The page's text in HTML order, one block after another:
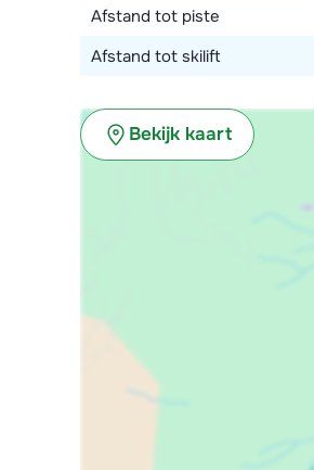
Afstand tot piste
Afstand tot skilift
Bekijk kaart